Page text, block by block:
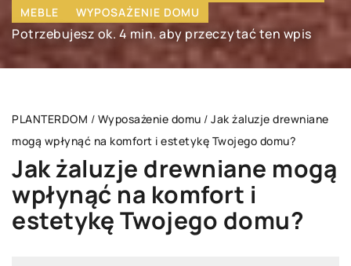
MEBLE
WYPOSAŻENIE DOMU
Potrzebujesz ok. 4 min. aby przeczytać ten wpis
PLANTERDOM / Wyposażenie domu / Jak żaluzje drewniane
mogą wpłynąć na komfort i estetykę Twojego domu?
Jak żaluzje drewniane mogą
wpłynąć na komfort i
estetykę Twojego domu?